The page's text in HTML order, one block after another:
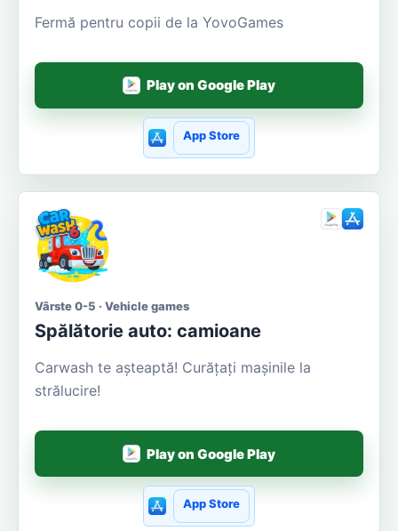
Fermă pentru copii de la YovoGames
Play on Google Play
App Store
Vârste 0-5 · Vehicle games
Spălătorie auto: camioane
Carwash te așteaptă! Curățați mașinile la
strălucire!
Play on Google Play
App Store